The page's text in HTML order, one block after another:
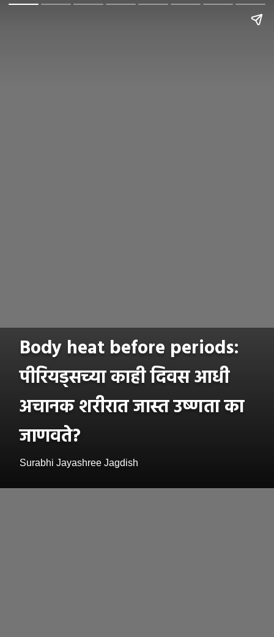
Body heat before periods:
पीरियड्सच्या काही दिवस आधी
अचानक शरीरात जास्त उष्णता का
जाणवते?
Surabhi Jayashree Jagdish